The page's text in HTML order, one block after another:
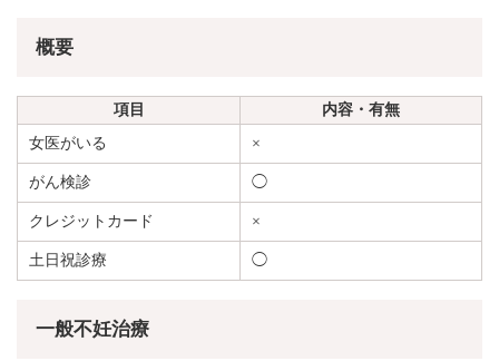
概要
項目
内容・有無
女医がいる
×
がん検診 ◯
クレジットカード ×
土日祝診療 ◯
一般不妊治療